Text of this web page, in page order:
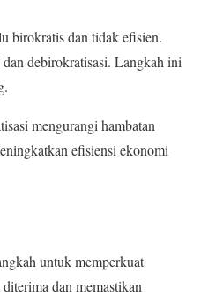
birokratis dan tidak efisien.
debirokratisasi. Langkah ini
mengurangi hambatan
efisiensi ekonomi
untuk memperkuat
dan memastikan